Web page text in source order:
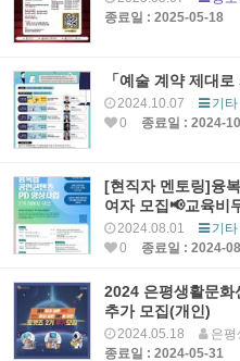
종료일 : 2025-05-18
「예술 계약 제대
2024.10.07 기
0
종료일 : 2024-
[현직자 멘토링]융
여자 모집📢교육비
2024.08.01 기
0
종료일 : 2024-
2024 은평생활문화
추가 모집(개인)
2024.05.18 은평
종료일 : 2024-05-31